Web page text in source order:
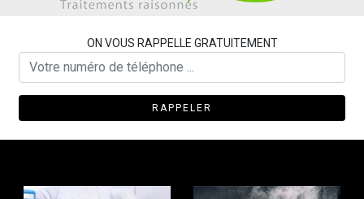
ON VOUS RAPPELLE GRATUITEMENT